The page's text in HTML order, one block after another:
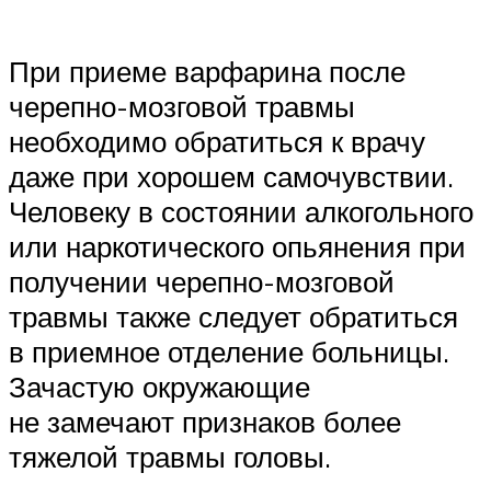
При приеме варфарина после
черепно-мозговой травмы
необходимо обратиться к врачу
даже при хорошем самочувствии.
Человеку в состоянии алкогольного
или наркотического опьянения при
получении черепно-мозговой
травмы также следует обратиться
в приемное отделение больницы.
Зачастую окружающие
не замечают признаков более
тяжелой травмы головы.